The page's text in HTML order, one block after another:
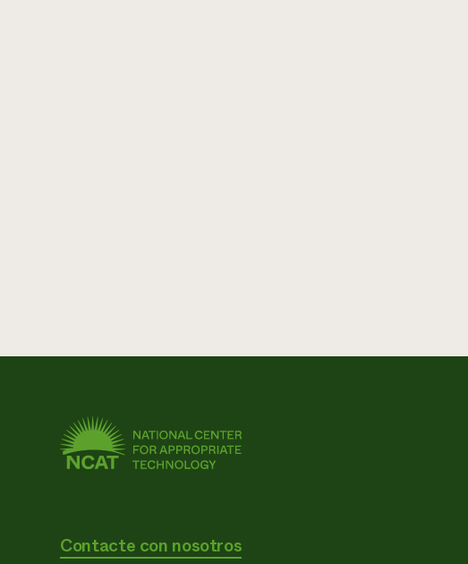
Contacte con nosotros